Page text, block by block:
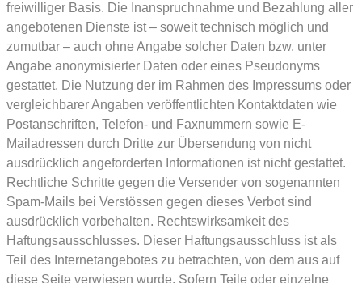
freiwilliger Basis. Die Inanspruchnahme und Bezahlung aller
angebotenen Dienste ist – soweit technisch möglich und
zumutbar – auch ohne Angabe solcher Daten bzw. unter
Angabe anonymisierter Daten oder eines Pseudonyms
gestattet. Die Nutzung der im Rahmen des Impressums oder
vergleichbarer Angaben veröffentlichten Kontaktdaten wie
Postanschriften, Telefon- und Faxnummern sowie E-
Mailadressen durch Dritte zur Übersendung von nicht
ausdrücklich angeforderten Informationen ist nicht gestattet.
Rechtliche Schritte gegen die Versender von sogenannten
Spam-Mails bei Verstössen gegen dieses Verbot sind
ausdrücklich vorbehalten. Rechtswirksamkeit des
Haftungsausschlusses. Dieser Haftungsausschluss ist als
Teil des Internetangebotes zu betrachten, von dem aus auf
diese Seite verwiesen wurde. Sofern Teile oder einzelne